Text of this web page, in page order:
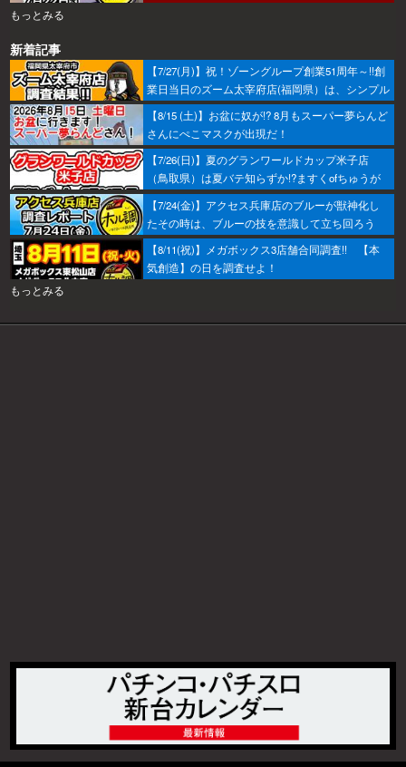
もっとみる
新着記事
【7/27(月)】祝！ゾーングループ創業51周年～!!創
業日当日のズーム太宰府店(福岡県）は、シンプル
におすすめから攻めるのがベター！あとはヒキ！
【8/15 (土)】お盆に奴が!? 8月もスーパー夢らんど
さんにぺこマスクが出現だ！
【7/26(日)】夏のグランワールドカップ米子店
（鳥取県）は夏バテ知らずか!?ますくofちゅうが
調査してきたで～！
【7/24(金)】アクセス兵庫店のブルーが獣神化し
たその時は、ブルーの技を意識して立ち回ろう
ぞ！
【8/11(祝)】メガボックス3店舗合同調査!! 【本
気創造】の日を調査せよ！
もっとみる